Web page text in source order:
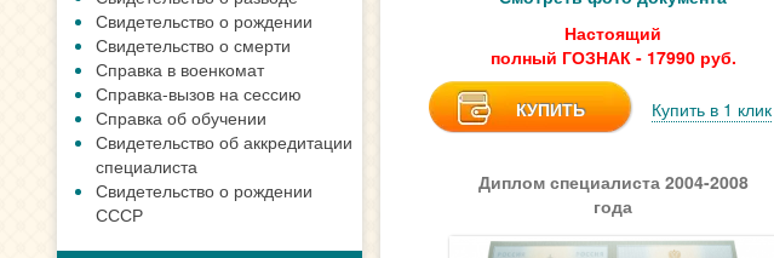
Свидетельство о рождении
Свидетельство о смерти
Справка в военкомат
Справка-вызов на сессию
Справка об обучении
Свидетельство об аккредитации
специалиста
Свидетельство о рождении
СССР
Настоящий
полный ГОЗНАК - 17990 руб.
КУПИТЬ Купить в 1 клик
Диплом специалиста 2004-2008
года